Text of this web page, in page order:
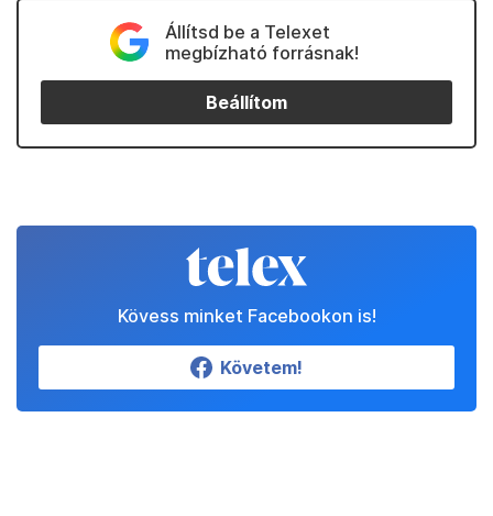
Állítsd be a Telexet
megbízható forrásnak!
Beállítom
Kövess minket Facebookon is!
Követem!